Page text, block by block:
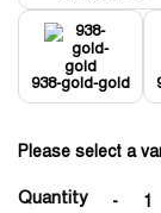
938-gold-gold
Please select a
Quantity